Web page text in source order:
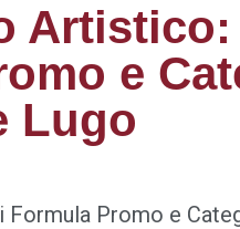
e
Lugo
Formula Promo e